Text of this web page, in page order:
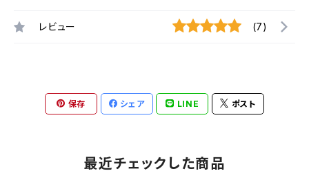
レビュー (7)
保存 シェア LINE ポスト
最近チェックした商品